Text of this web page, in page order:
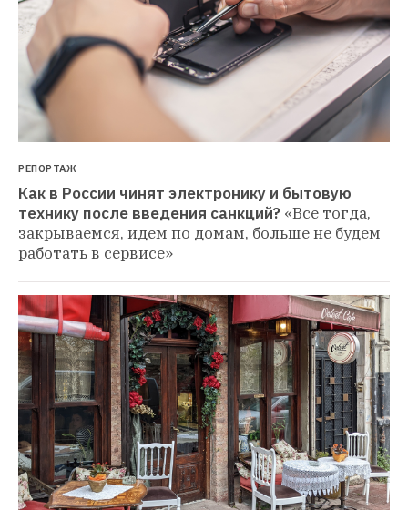
РЕПОРТАЖ
Как в России чинят электронику и бытовую
технику после введения санкций? «Все тогда,
закрываемся, идем по домам, больше не будем
работать в сервисе»